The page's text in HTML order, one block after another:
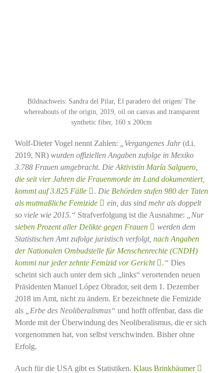
Bildnachweis: Sandra del Pilar, El paradero del origen/ The
whereabouts of the origin, 2019, oil on canvas and transparent
synthetic fiber, 160 x 200cm
Wolf-Dieter Vogel nennt Zahlen: „Vergangenes Jahr(d.i.
2019, NR) wurden offiziellen Angaben zufolge in Mexiko
3.788 Frauen umgebracht. Die Aktivistin María Salguero,
die seit vier Jahren die Frauenmorde im Land dokumentiert,
kommt auf 3.825 Fälle
. Die Behörden stufen 980 der Taten
als mutmaßliche Femizide
ein, das sind mehr als doppelt
so viele wie 2015.“ Strafverfolgung ist die Ausnahme:
„Nur
sieben Prozent aller Delikte gegen Frauen
werden dem
Statistischen Amt zufolge juristisch verfolgt, nach Angaben
der Nationalen Ombudstelle für Menschenrechte (CNDH)
kommt nur jeder zehnte Femizid vor Gericht
.“ Dies
scheint sich auch unter dem sich „links“ verortenden neuen
Präsidenten Manuel López Obrador, seit dem 1. Dezember
2018 im Amt, nicht zu ändern. Er bezeichnete die Femizide
als
„Erbe des Neoliberalismus“ und hofft offenbar, dass die
Morde mit der Überwindung des Neoliberalismus, die er sich
vorgenommen hat, von selbst verschwinden. Bisher ohne
Erfolg.
Auch für die USA gibt es Statistiken. Klaus Brinkbäumer